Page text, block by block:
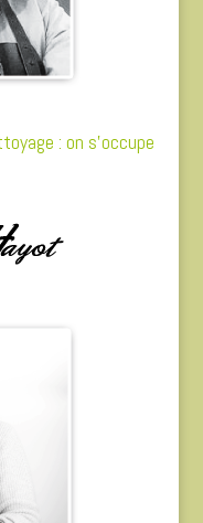
: on s’occupe